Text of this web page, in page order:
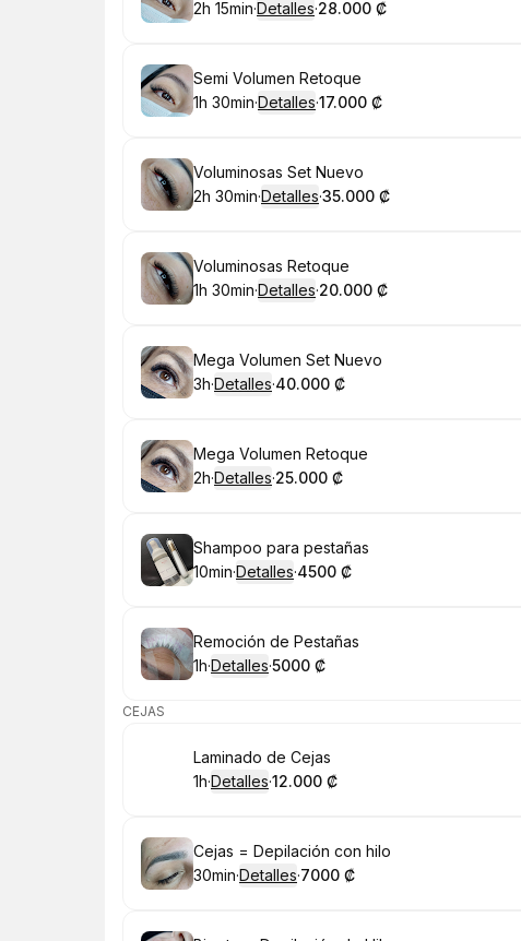
.Duración:
2h 15min·Detalles·
.Precio:
28.000 ₡
Reservar
Semi Volumen Retoque
.Duración:
1h 30min·Detalles·
.Precio
17.000 ₡
Reservar
Voluminosas Set Nuevo
.Duración:
2h 30min·Detalles·
.Precio:
35.000 ₡
Reservar
Voluminosas Retoque
.Duración:
1h 30min·Detalles·
.Precio:
20.000 ₡
Reservar
Mega Volumen Set Nuevo
.Duración:
3h·Detalles·
.Precio:
40.000 ₡
Reservar
Mega Volumen Retoque
.Duración:
2h·Detalles·
.Precio:
25.000 ₡
Reservar
Shampoo para pestañas
.Duración:
10min·Detalles·
.Precio
4500 ₡
Reservar
Remoción de Pestañas
.Duración:
1h·Detalles·
.Precio
5000 ₡
CEJAS
Reservar
Laminado de Cejas
.Duración:
1h·Detalles·
.Precio:
12.000 ₡
Reservar
Cejas = Depilación con hilo
.Duración:
30min·Detalles·
. Precio
7000 ₡